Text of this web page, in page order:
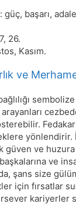
başarı,
26.
Kasım.
ve
yönlendirir.
güven ve
ve
şans size
için fırsatlar
kariyerler